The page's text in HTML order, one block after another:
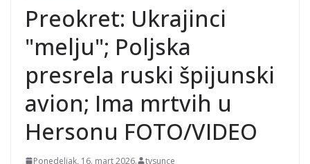
Preokret: Ukrajinci
"melju"; Poljska
presrela ruski špijunski
avion; Ima mrtvih u
Hersonu FOTO/VIDEO
Ponedeljak, 16. mart 2026. tvsunce